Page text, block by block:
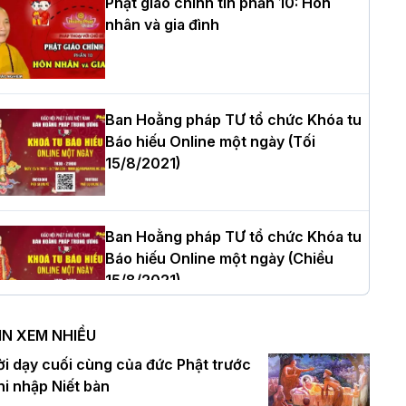
thượng Thích Quảng Tùng tái đắc
Trưởng BTS GHPGVN thành phố Hải
nhiệm kỳ 2026 – 2031
tọa Thích Tâm Chính được suy
tân Trưởng ban Trị sự GHPGVN tỉnh
Nội: Tăng Ni Trường hạ Bồ Đề trang
tác pháp Tiền an cư PL.2570 –
nhân và gia đình
Ban Hoằng pháp TƯ tổ chức Khóa tu
Báo hiếu Online một ngày (Tối
15/8/2021)
Ban Hoằng pháp TƯ tổ chức Khóa tu
Báo hiếu Online một ngày (Chiều
15/8/2021)
Ban Hoằng pháp TƯ tổ chức Khóa tu
Báo hiếu Online một ngày (Sáng
15/8/2021)
XEM NHIỀU
dạy cuối cùng của đức Phật trước
nhập Niết bàn